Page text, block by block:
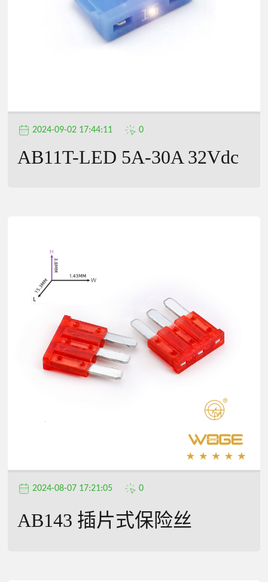
2024-09-02 17:44:11 0
AB11T-LED 5A-30A 32Vdc
2024-08-07 17:21:05 0
AB143 插片式保险丝